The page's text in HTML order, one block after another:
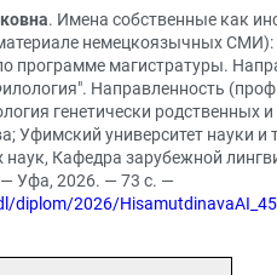
. Имена собственные как
немецкоязычных
программе магистратуры.
Направленность
генетически родственных
Уфимский университет науки и
Кафедра зарубежной
— Уфа, 2026. — 73 с. —
diplom/2026/